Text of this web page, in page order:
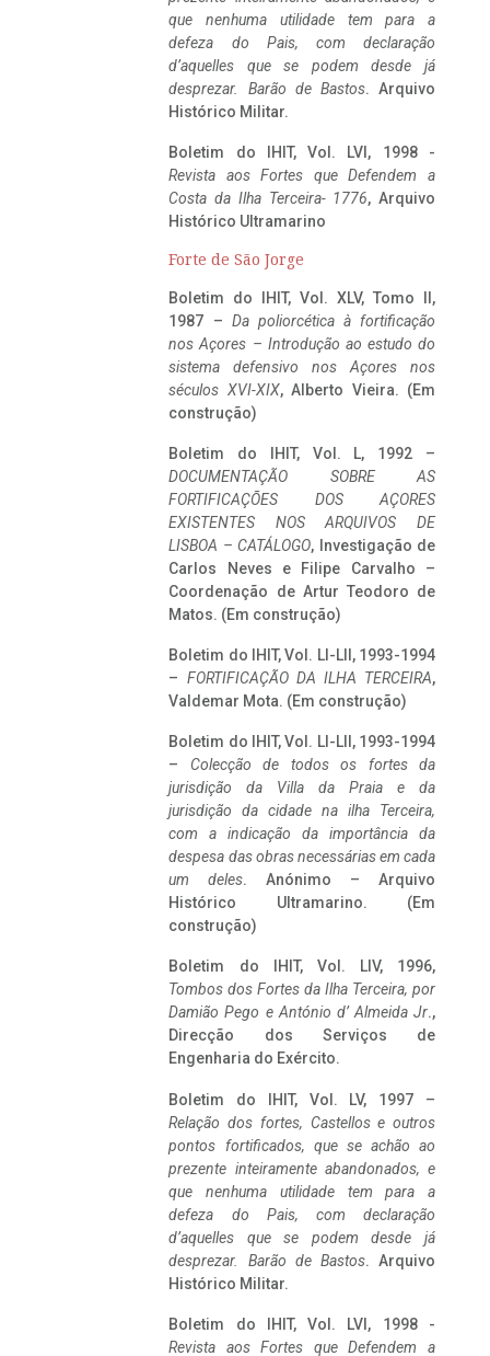
que nenhuma utilidade tem para a
defeza do Pais, com declaração
d’aquelles que se podem desde já
desprezar. Barão de Bastos. Arquivo
Histórico Militar.
Boletim do IHIT, Vol. LVI, 1998 -
Revista aos Fortes que Defendem a
Costa da Ilha Terceira- 1776, Arquivo
Histórico Ultramarino
Forte de São Jorge
Boletim do IHIT, Vol. XLV, Tomo II,
1987 – Da poliorcética à fortificação
nos Açores – Introdução ao estudo do
sistema defensivo nos Açores nos
séculos XVI-XIX, Alberto Vieira. (Em
construção)
Boletim do IHIT, Vol. L, 1992 –
DOCUMENTAÇÃO SOBRE AS
FORTIFICAÇÕES DOS AÇORES
EXISTENTES NOS ARQUIVOS DE
LISBOA – CATÁLOGO, Investigação de
Carlos Neves e Filipe Carvalho –
Coordenação de Artur Teodoro de
Matos. (Em construção)
Boletim do IHIT, Vol. LI-LII, 1993-1994
– FORTIFICAÇÃO DA ILHA TERCEIRA,
Valdemar Mota. (Em construção)
Boletim do IHIT, Vol. LI-LII, 1993-1994
– Colecção de todos os fortes da
jurisdição da Villa da Praia e da
jurisdição da cidade na ilha Terceira,
com a indicação da importância da
despesa das obras necessárias em cada
um deles. Anónimo – Arquivo
Histórico Ultramarino. (Em
construção)
Boletim do IHIT, Vol. LIV, 1996,
Tombos dos Fortes da Ilha Terceira, por
Damião Pego e António d’ Almeida Jr.,
Direcção dos Serviços de
Engenharia do Exército.
Boletim do IHIT, Vol. LV, 1997 –
Relação dos fortes, Castellos e outros
pontos fortificados, que se achão ao
prezente inteiramente abandonados, e
que nenhuma utilidade tem para a
defeza do Pais, com declaração
d’aquelles que se podem desde já
desprezar. Barão de Bastos. Arquivo
Histórico Militar.
Boletim do IHIT, Vol. LVI, 1998 -
Revista aos Fortes que Defendem a